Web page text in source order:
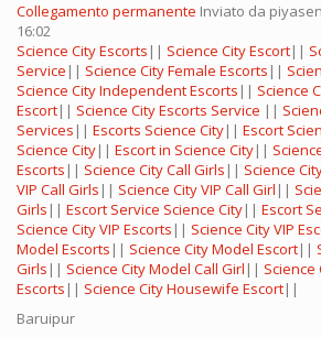
Collegamento permanente Inviato da
16:02
Science City Escorts || Science City Escort||
Service || Science City Female Escorts ||
Science City Independent Escorts || Science
Escort|| Science City Escorts Service ||
Services || Escorts Science City|| Escort
Science City|| Escort in Science City||
Escorts || Science City Call Girls || Science
VIP Call Girls || Science City VIP Call Girl ||
Girls || Escort Service Science City|| Escort
Science City VIP Escorts || Science City VIP
Model Escorts || Science City Model Escort||
Girls || Science City Model Call Girl || Science
Escorts || Science City Housewife Escort||
Baruipur